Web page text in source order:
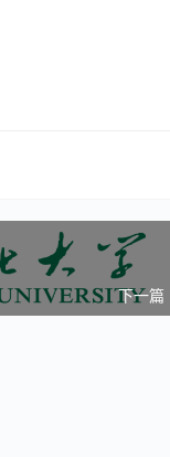
下一篇